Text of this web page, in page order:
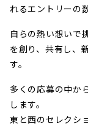
れるエントリーの
自らの熱い想いで
を創り、共有し、
す。
多くの応募の中か
します。
東と西のセレクシ